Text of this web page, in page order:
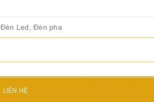
Đèn Led, Đèn pha
LIÊN HỆ